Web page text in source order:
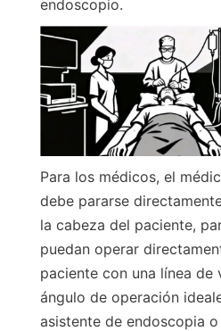
endoscopio.
Para los médicos, el
debe pararse
la cabeza del paciente,
puedan operar
paciente con una línea de
ángulo de operación
asistente de endoscopia o